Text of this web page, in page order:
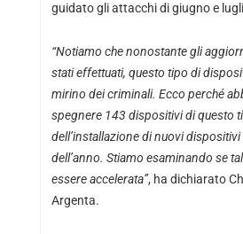
guidato gli attacchi di giugno e
“Notiamo che nonostante gli
stati effettuati, questo tipo di
mirino dei criminali. Ecco perché
spegnere 143 dispositivi di questo
dell’installazione di nuovi
dell’anno. Stiamo esaminando se
essere accelerata”, ha dichiarato
Argenta.